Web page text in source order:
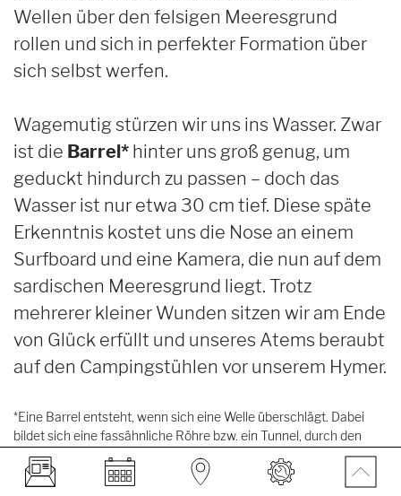
Wellen über den felsigen Meeresgrund
rollen und sich in perfekter Formation über
sich selbst werfen.
Wagemutig stürzen wir uns ins Wasser. Zwar
ist die Barrel* hinter uns groß genug, um
geduckt hindurch zu passen – doch das
Wasser ist nur etwa 30 cm tief. Diese späte
Erkenntnis kostet uns die Nose an einem
Surfboard und eine Kamera, die nun auf dem
sardischen Meeresgrund liegt. Trotz
mehrerer kleiner Wunden sitzen wir am Ende
von Glück erfüllt und unseres Atems beraubt
auf den Campingstühlen vor unserem Hymer.
*Eine Barrel entsteht, wenn sich eine Welle überschlägt. Dabei
bildet sich eine fassähnliche Röhre bzw. ein Tunnel, durch den
man mit genügend Geschwindigkeit hindurchsurfen kann.